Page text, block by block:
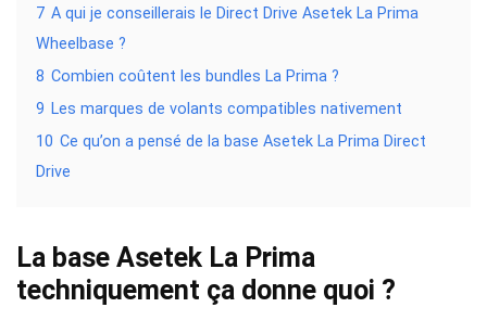
7 A qui je conseillerais le Direct Drive Asetek La Prima
Wheelbase ?
8 Combien coûtent les bundles La Prima ?
9 Les marques de volants compatibles nativement
10 Ce qu’on a pensé de la base Asetek La Prima Direct
Drive
La base Asetek La Prima
techniquement ça donne quoi ?